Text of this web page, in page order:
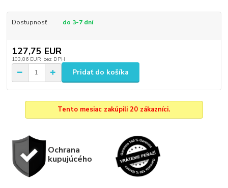
Dostupnosť do 3-7 dní
127,75 EUR
103,86 EUR bez DPH
Pridať do košíka
Tento mesiac zakúpili 20 zákazníci.
Ochrana
kupujúcého